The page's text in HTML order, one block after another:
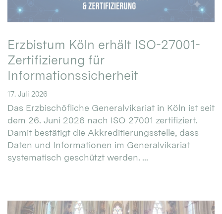
Erzbistum Köln erhält ISO-27001-
Zertifizierung für
Informationssicherheit
17. Juli 2026
Das Erzbischöfliche Generalvikariat in Köln ist seit
dem 26. Juni 2026 nach ISO 27001 zertifiziert.
Damit bestätigt die Akkreditierungsstelle, dass
Daten und Informationen im Generalvikariat
systematisch geschützt werden. ...